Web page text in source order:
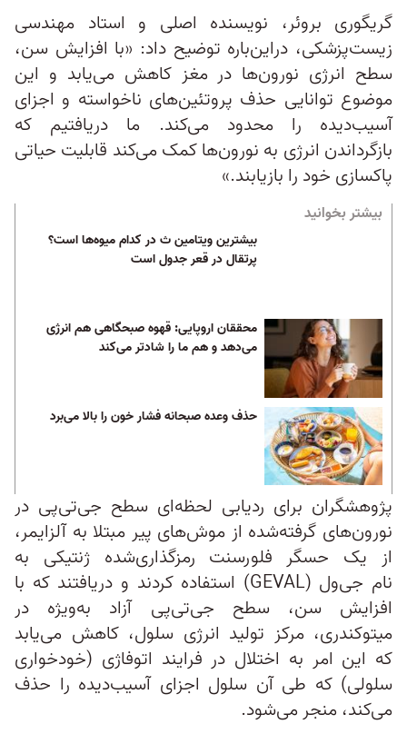
گریگوری بروئر، نویسنده اصلی و استاد مهندسی
زیست‌پزشکی، دراین‌باره توضیح داد: «با افزایش سن،
سطح انرژی نورون‌ها در مغز کاهش می‌یابد و این
موضوع توانایی حذف پروتئین‌های ناخواسته و اجزای
آسیب‌دیده را محدود می‌کند. ما دریافتیم که
بازگرداندن انرژی به نورون‌ها کمک می‌کند قابلیت حیاتی
پاکسازی خود را بازیابند.»
بیشتر بخوانید
بیشترین ویتامین ث در کدام میوه‌ها است؟
پرتقال در قعر جدول است
محققان اروپایی: قهوه‌ صبحگاهی‌ هم انرژی
می‌دهد و هم ما را شادتر می‌کند
حذف وعده صبحانه فشار خون را بالا می‌برد
پژوهشگران برای ردیابی لحظه‌‌ای سطح جی‌تی‌پی در
نورون‌های گرفته‌شده از موش‌های پیر مبتلا به آلزایمر،
از یک حسگر فلورسنت رمزگذاری‌شده ژنتیکی به
نام جی‌ول (GEVAL) استفاده کردند و دریافتند که با
افزایش سن، سطح جی‌تی‌پی آزاد به‌ویژه در
میتوکندری، مرکز تولید انرژی سلول، کاهش می‌یابد
که این امر به اختلال در فرایند اتوفاژی (خودخواری
سلولی) که طی آن سلول اجزای آسیب‌دیده را حذف
می‌کند، منجر می‌شود.